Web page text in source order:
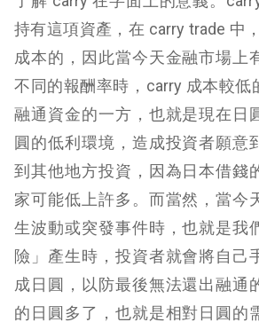
持有這項資產，在 carry trade 中
成本的，因此當今天金融市場上
不同的報酬率時，carry 成本較低
融通資金的一方，也就是現在日
圓的低利環境，造成投資者願意
到其他地方投資，因為日本借錢
家可能低上許多。而當然，當今
生波動或突發事件時，也就是我
險」產生時，投資者就會將自己
成日圓，以防最後無法還出融通
的日圓多了，也就是相對日圓的